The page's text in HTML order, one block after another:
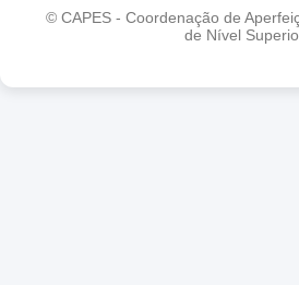
© CAPES - Coordenação de
de Nível